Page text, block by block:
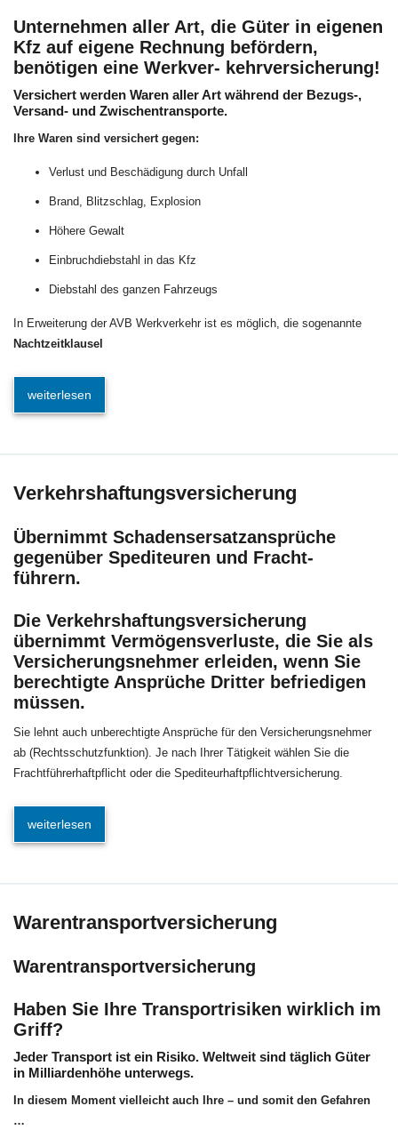
Unternehmen aller Art, die Güter in eigenen
Kfz auf eigene Rechnung befördern,
benötigen eine Werkver- kehrversicherung!
Versichert werden Waren aller Art während der Bezugs-,
Versand- und Zwischentransporte.
Ihre Waren sind versichert gegen:
Verlust und Beschädigung durch Unfall
Brand, Blitzschlag, Explosion
Höhere Gewalt
Einbruchdiebstahl in das Kfz
Diebstahl des ganzen Fahrzeugs
In Erweiterung der AVB Werkverkehr ist es möglich, die sogenannte
Nachtzeitklausel
weiterlesen
Verkehrshaftungsversicherung
Übernimmt Schadensersatzansprüche
gegenüber Spediteuren und Fracht-
führern.
Die Verkehrshaftungsversicherung
übernimmt Vermögensverluste, die Sie als
Versicherungsnehmer erleiden, wenn Sie
berechtigte Ansprüche Dritter befriedigen
müssen.
Sie lehnt auch unberechtigte Ansprüche für den Versicherungsnehmer
ab (Rechtsschutzfunktion). Je nach Ihrer Tätigkeit wählen Sie die
Frachtführerhaftpflicht oder die Spediteurhaftpflichtversicherung.
weiterlesen
Warentransportversicherung
Warentransportversicherung
Haben Sie Ihre Transportrisiken wirklich im
Griff?
Jeder Transport ist ein Risiko. Weltweit sind täglich Güter
in Milliardenhöhe unterwegs.
In diesem Moment vielleicht auch Ihre – und somit den Gefahren
…